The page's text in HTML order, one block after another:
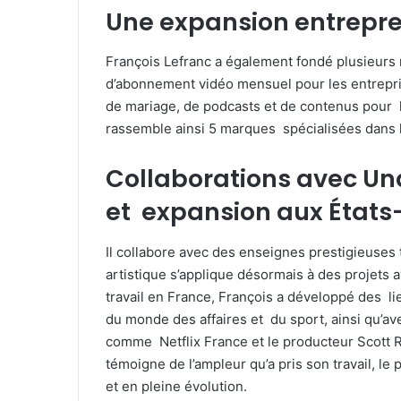
Une expansion
François Lefranc a également fondé
d’abonnement vidéo mensuel pour les
de mariage, de podcasts et de contenus
rassemble ainsi 5 marques spécialisées
Collaborations avec
et expansion aux
Il collabore avec des enseignes
artistique s’applique désormais à des
travail en France, François a développé des
du monde des affaires et du sport, ainsi
comme Netflix France et le producteur Scott
témoigne de l’ampleur qu’a pris son travail,
et en pleine évolution.